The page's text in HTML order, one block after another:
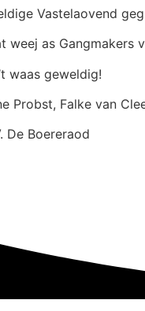
Vastelaovend
weej as Gangmakers
waas geweldig!
Probst, Falke van
De Boereraod